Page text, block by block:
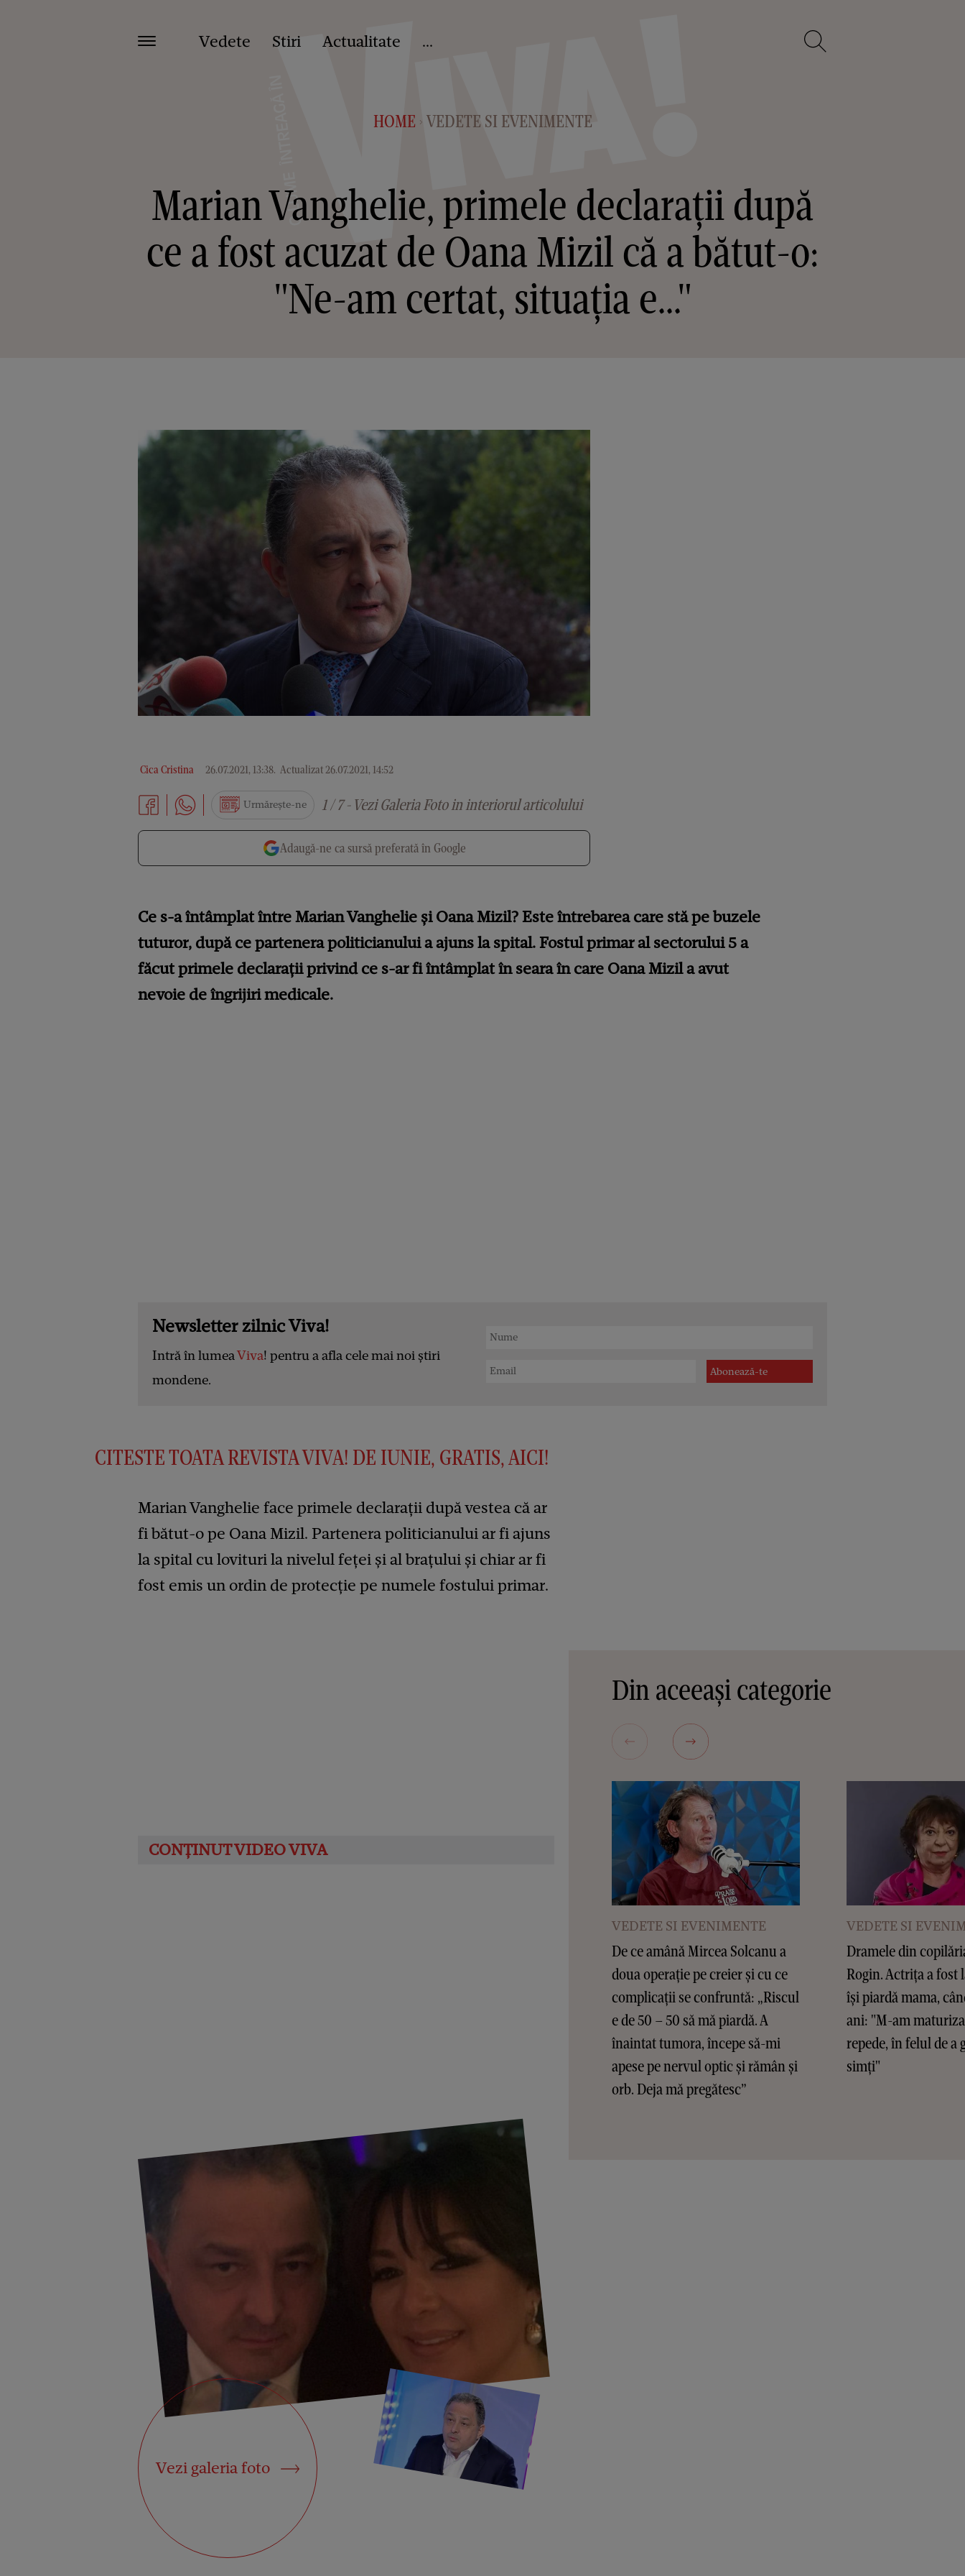
Vedete Stiri Actualitate ...
HOME > VEDETE SI EVENIMENTE
Marian Vanghelie, primele declarații după
ce a fost acuzat de Oana Mizil că a bătut-o:
"Ne-am certat, situația e..."
Cica Cristina 26.07.2021, 13:38. Actualizat 26.07.2021, 14:52
Urmărește-ne 1 / 7 - Vezi Galeria Foto in interiorul articolului
Adaugă-ne ca sursă preferată în Google
Ce s-a întâmplat între Marian Vanghelie și Oana Mizil? Este întrebarea care stă pe buzele
tuturor, după ce partenera politicianului a ajuns la spital. Fostul primar al sectorului 5 a
făcut primele declarații privind ce s-ar fi întâmplat în seara în care Oana Mizil a avut
nevoie de îngrijiri medicale.
Newsletter zilnic Viva!
Intră în lumeaViva! pentru a afla cele mai noi știri
mondene.
CITESTE TOATA REVISTA VIVA! DE IUNIE, GRATIS, AICI!
Marian Vanghelie face primele declarații după vestea că ar
fi bătut-o pe Oana Mizil. Partenera politicianului ar fi ajuns
la spital cu lovituri la nivelul feței și al brațului și chiar ar fi
fost emis un ordin de protecție pe numele fostului primar.
Vezi galeria foto
Din aceeași categorie
VEDETE SI EVENIMENTE
De ce amână Mircea Solcanu a
doua operație pe creier și cu ce
complicații se confruntă: „Riscul
e de 50 – 50 să mă piardă. A
înaintat tumora, începe să-mi
apese pe nervul optic și rămân și
orb. Deja mă pregătesc”
VEDETE SI
Dramele din
Rogin. Actrița a fost
își piardă mama,
ani: "M-am
repede, în felul de a
simți"